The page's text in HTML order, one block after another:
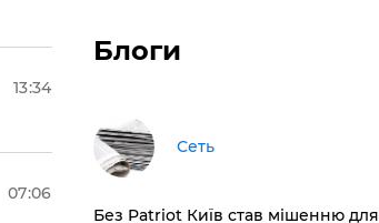
13:34
07:06
Блоги
Сеть
​Без Patriot Київ став мішенню для